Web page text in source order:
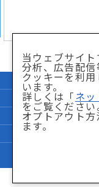
当ウェブサイ
分析、広告配
クッキーを利
います。
詳しくは「 ネ
をご覧ください
オプトアウト
ます。
企業情報
個人情報保護方針
サイト利用条件
Copyright ©